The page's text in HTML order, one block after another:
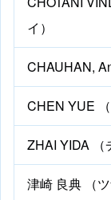
イ）
CHAUHAN,
CHEN YUE （
ZHAI YIDA （
津崎 良典 （